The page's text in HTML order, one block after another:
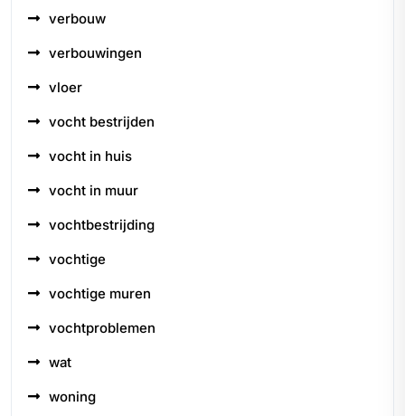
verbouw
verbouwingen
vloer
vocht bestrijden
vocht in huis
vocht in muur
vochtbestrijding
vochtige
vochtige muren
vochtproblemen
wat
woning